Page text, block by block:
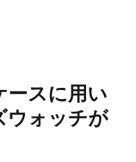
ースに用い
ウォッチが